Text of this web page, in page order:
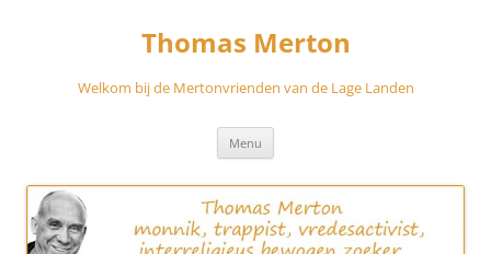
Thomas Merton
Welkom bij de Mertonvrienden van de Lage Landen
Menu